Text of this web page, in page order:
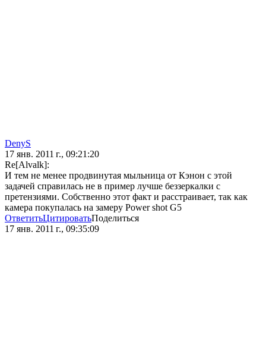
DenyS
17 янв. 2011 г., 09:21:20
Re[Alvalk]:
И тем не менее продвинутая мыльница от Кэнон с этой
задачей справилась не в пример лучше беззеркалки с
претензиями. Собственно этот факт и расстраивает, так как
камера покупалась на замеру Power shot G5
ОтветитьЦитироватьПоделиться
17 янв. 2011 г., 09:35:09